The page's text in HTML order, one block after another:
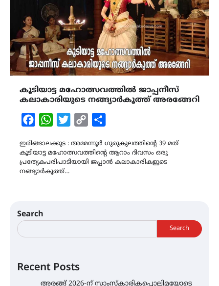
കൂടിയാട്ട മഹോത്സവത്തിൽ ജാപ്പനീസ്
കലാകാരിയുടെ നങ്ങ്യാർകൂത്ത് അരങ്ങേറി
FacebookWhatsAppTwitterCopy
ഇരിങ്ങാലക്കുട : അമ്മന്നൂർ ഗുരുകുലത്തിൻ്റെ 39 മത്
കൂടിയാട്ട മഹോത്സവത്തിന്റെ ആറാം ദിവസം ഒരു
പ്രത്യേകപരിപാടിയായി ജപ്പാൻ കലാകാരികളുടെ
നങ്ങ്യാർകൂത്ത്…
Search
Search
Recent Posts
അരങ്ങ് 2026-ന് സാംസ്കാരികപ്പൊലിമയോടെ